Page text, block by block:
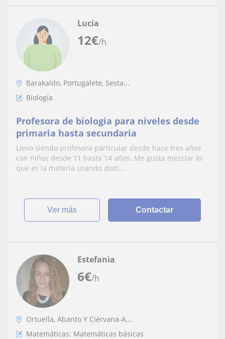
12€/h
Lucia
Barakaldo, Portugalete, Sesta...
Biología
Profesora de biologia para niveles desde
primaria hasta secundaria
Llevo siendo profesora particular desde hace tres años
con niños desde 11 hasta 14 años. Me gusta mezclar lo
que es la materia usando disti...
ver más Contactar
6€/h
Estefania
Ortuella, Abanto Y Ciérvana-A...
Matemáticas: Matemáticas básicas